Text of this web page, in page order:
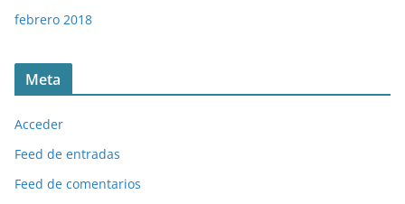
febrero 2018
Meta
Acceder
Feed de entradas
Feed de comentarios